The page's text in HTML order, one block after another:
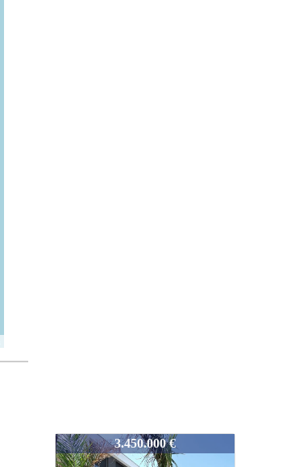
4197 1.250.000 €